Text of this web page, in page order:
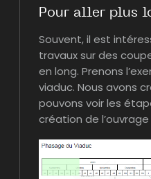
Pour aller plus
Souvent, il est
travaux sur des
en long. Prenons
viaduc. Nous avons
pouvons voir les
création de l’ouvrage